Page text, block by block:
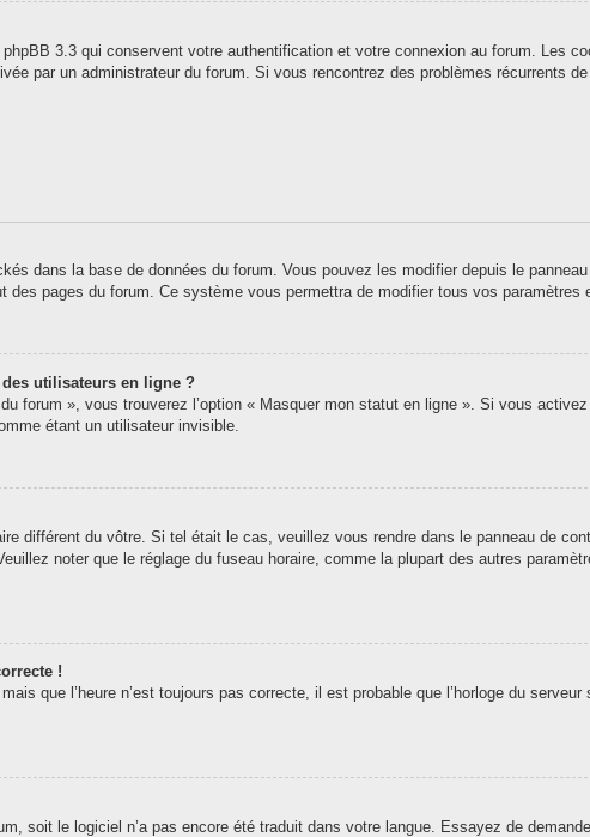
3.3 qui conservent votre authentification et votre connexion au forum. Les
par un administrateur du forum. Si vous rencontrez des problèmes récurrents
dans la base de données du forum. Vous pouvez les modifier depuis le
des pages du forum. Ce système vous permettra de modifier tous vos paramètres
utilisateurs en ligne ?
forum », vous trouverez l’option « Masquer mon statut en ligne ». Si vous
étant un utilisateur invisible.
différent du vôtre. Si tel était le cas, veuillez vous rendre dans le panneau de
noter que le réglage du fuseau horaire, comme la plupart des autres
!
que l’heure n’est toujours pas correcte, il est probable que l’horloge du
soit le logiciel n’a pas encore été traduit dans votre langue. Essayez de